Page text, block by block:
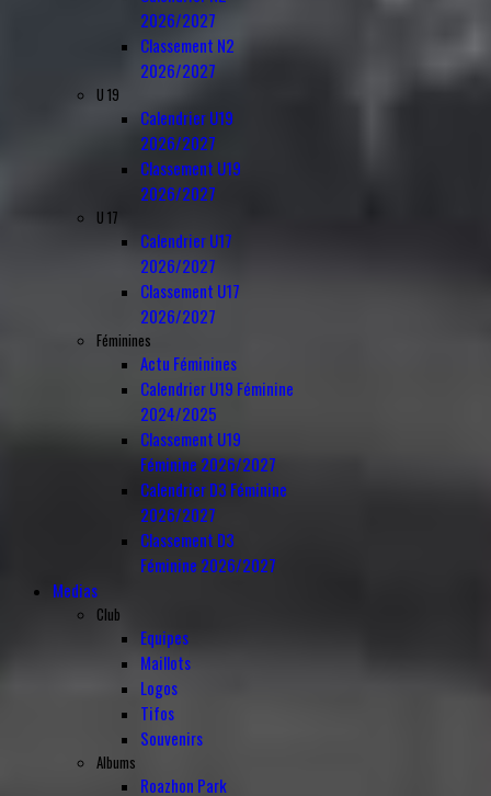
2026/2027
Classement N2
2026/2027
U 19
Calendrier U19
2026/2027
Classement U19
2026/2027
U 17
Calendrier U17
2026/2027
Classement U17
2026/2027
Féminines
Actu Féminines
Calendrier U19 Féminine
2024/2025
Classement U19
Féminine 2026/2027
Calendrier D3 Féminine
2026/2027
Classement D3
Féminine 2026/2027
Medias
Club
Equipes
Maillots
Logos
Tifos
Souvenirs
Albums
Roazhon Park